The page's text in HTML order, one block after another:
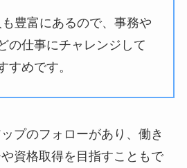
豊富にあるので、事務や
の仕事にチャレンジして
すめです。
プのフォローがあり、働き
資格取得を目指すこともで